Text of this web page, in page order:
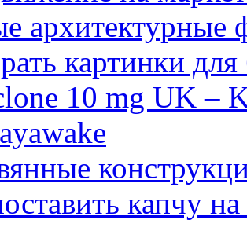
архитектурные
картинки
10 mg UK –
капчу